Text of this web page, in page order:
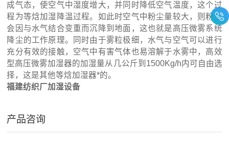
成气态，使空气中湿度增大，并同时降低空气温度，这个过
程为等焓加湿降温过程。如此时空气中粉尘量较大，则粉尘
会因与水气结合变重而沉降到地面，这也就是高压微雾系统
降尘的工作原理。同时由于雾粒极细，水气与空气可以进行
充分有效的接触，空气中有害气体也易溶解于水雾中，高效
型高压微雾加湿器的加湿量从几公斤到1500Kg/h内可自由选
择，这是其他等焓加湿器*的。
福建纺织厂加湿设备
产品咨询